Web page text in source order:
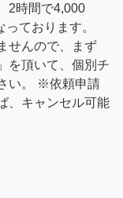
2時間で4,000
ております。
せんので、まず
を頂いて、個別チ
い。 ※依頼申請
、キャンセル可能